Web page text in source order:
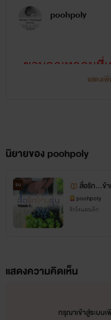
ปัจจุบันเป็นเวลาห้าปีแล้ว รู้ใจ
ทักษะแก้ไขสถานการณ์เฉพาะ
ด้วย มีคนแอบเรียกลับหลังว่าย
รวินทร์ (วินทร์)อายุ 39 ปี เป็น
เพื่อนจะแต่งงาน รู้สึกเฟลอยู่ลึ
เกินเจ้านายกับลูกน้องโดยไม่รู้
poohpoly
ขอบคุณทุกคนที่เ
นักเขียนรี
สำหรับผู้ที่สนใจ
เข้าไปทวง
แสดงเ
นิยายของ poohpoly
จบ สื่อรัก...ข้
poohpoly
รักโรแมนติก
แสดงความคิดเห็น
กรุณาเข้าสู่ระบบ